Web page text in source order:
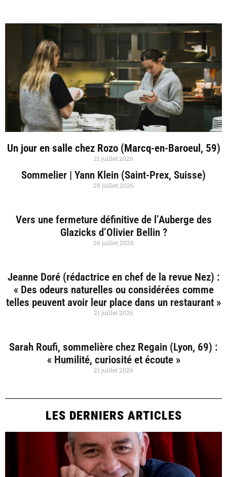
Un jour en salle chez Rozo (Marcq-en-Baroeul, 59)
21 juillet 2026
Sommelier | Yann Klein (Saint-Prex, Suisse)
28 juillet 2026
Vers une fermeture définitive de l’Auberge des
Glazicks d’Olivier Bellin ?
26 juillet 2026
Jeanne Doré (rédactrice en chef de la revue Nez) :
« Des odeurs naturelles ou considérées comme
telles peuvent avoir leur place dans un restaurant »
21 juillet 2026
Sarah Roufi, sommelière chez Regain (Lyon, 69) :
« Humilité, curiosité et écoute »
21 juillet 2026
LES DERNIERS ARTICLES